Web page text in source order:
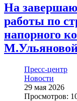
На
работы по
напорного
Пресс-центр
Новости
29 мая 2026
Просмотров: